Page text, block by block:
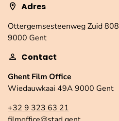
Adres
Ottergemsesteenweg Zuid 808
9000 Gent
Contact
Ghent Film Office
Wiedauwkaai 49A 9000 Gent
+32 9 323 63 21